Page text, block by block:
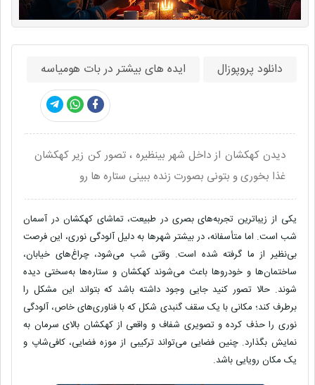
دانلود پروپوزال ایده های بیشتر در بات هومیاسه
دیدن کهکشان از داخل شهر بینظیره ، تصور کن زیر کهکشان
غذا بخوری و بتونی بصورت زنده ببینی ستاره ها رو
یکی از زیباترین تجربه‌های بصری در طبیعت، تماشایکهکشان در آسمان
شب است. اما متأسفانه، در بیشتر شهرها به دلیلآلودگی نوری، این فرصت
بی‌نظیر از ما گرفته شده است. وقتی شب می‌شود، چراغ‌های خیابان،
ساختمان‌ها و خودروها باعث می‌شوند کهکشان و ستاره‌ها به‌سختی دیده
شوند. حالا تصور کنید جایی وجود داشته باشد که بتواند این مشکل را
برطرف کند؛ مکانی با یک سقف گنبدی شکلکه با فناوری‌های خاص، آلودگی
نوری را حذف کرده و تصویری شفاف و واقعی از کهکشان بالای سرمان به
نمایش بگذارد. چنین فضایی می‌تواند ترکیبی از موزه فضایی، کافی‌شاپ و
یک مکان رویایی باشد.